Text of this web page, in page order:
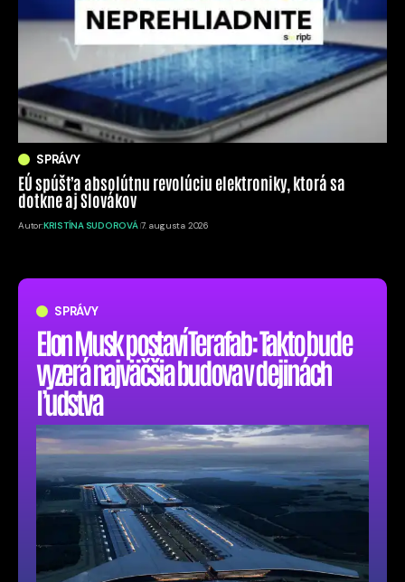
SPRÁVY
Elon Musk postaví Terafab: Takto bude
vyzerá najväčšia budova v dejinách
ľudstva
SPRÁVY
EÚ spúšťa absolútnu revolúciu elektroniky, ktorá sa
dotkne aj Slovákov
Autor:KRISTÍNA SUDOROVÁ 7. augusta 2026